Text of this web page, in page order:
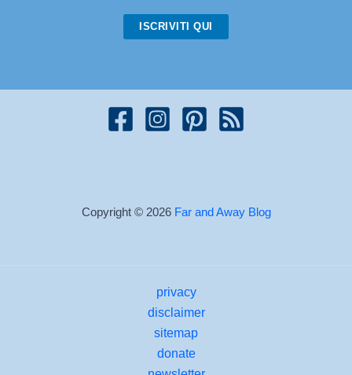
ISCRIVITI QUI
Copyright © 2026 Far and Away Blog
privacy
disclaimer
sitemap
donate